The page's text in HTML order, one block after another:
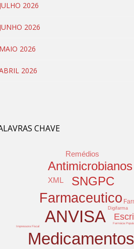
2026
2026
2026
2026
CHAVE
Medicamentos
ANVISA
Farmaceutico
SNGPC
Antimicrobianos
XML
Remédios
Digifarma
Farmácia
Impressora Fiscal